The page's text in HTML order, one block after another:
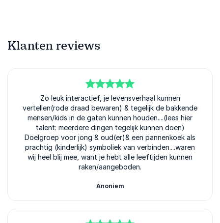
Klanten reviews
van5
Zo leuk interactief, je levensverhaal kunnen
vertellen(rode draad bewaren) & tegelijk de bakkende
mensen/kids in de gaten kunnen houden....(lees hier
talent: meerdere dingen tegelijk kunnen doen)
Doelgroep voor jong & oud(er)& een pannenkoek als
prachtig (kinderlijk) symboliek van verbinden....waren
wij heel blij mee, want je hebt alle leeftijden kunnen
raken/aangeboden.
Anoniem